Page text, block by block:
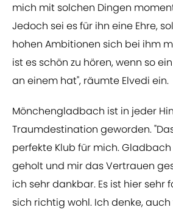
mich mit solchen Dingen
Jedoch sei es für ihn eine Ehre,
hohen Ambitionen sich bei ihm
ist es schön zu hören, wenn so
an einem hat", räumte Elvedi ein.
Mönchengladbach ist in jeder
Traumdestination geworden.
perfekte Klub für mich.
geholt und mir das Vertrauen
ich sehr dankbar. Es ist hier sehr
sich richtig wohl. Ich denke,